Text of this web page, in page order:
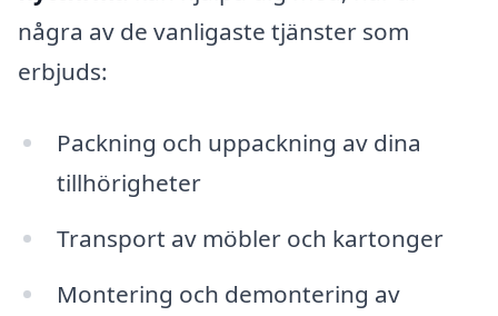
några av de vanligaste tjänster som
erbjuds:
Packning och uppackning av dina
tillhörigheter
Transport av möbler och kartonger
Montering och demontering av